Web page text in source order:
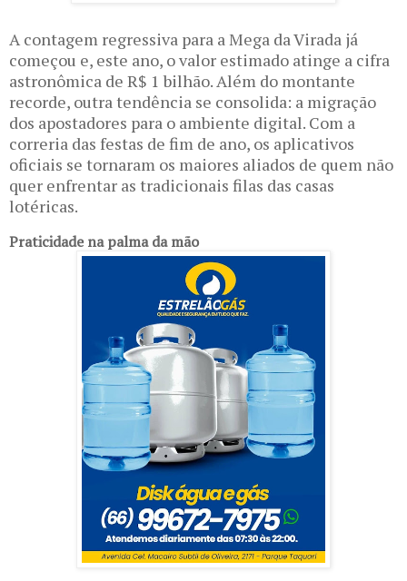
A contagem regressiva para a Mega da Virada já
começou e, este ano, o valor estimado atinge a cifra
astronômica de R$ 1 bilhão. Além do montante
recorde, outra tendência se consolida: a migração
dos apostadores para o ambiente digital. Com a
correria das festas de fim de ano, os aplicativos
oficiais se tornaram os maiores aliados de quem não
quer enfrentar as tradicionais filas das casas
lotéricas.
Praticidade na palma da mão